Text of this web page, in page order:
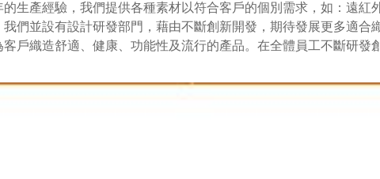
的生產經驗，我們提供各種素材以符合客戶的個別需求，如：遠
我們並設有設計研發部門，藉由不斷創新開發，期待發展更多適
客戶織造舒適、健康、功能性及流行的產品。在全體員工不斷研